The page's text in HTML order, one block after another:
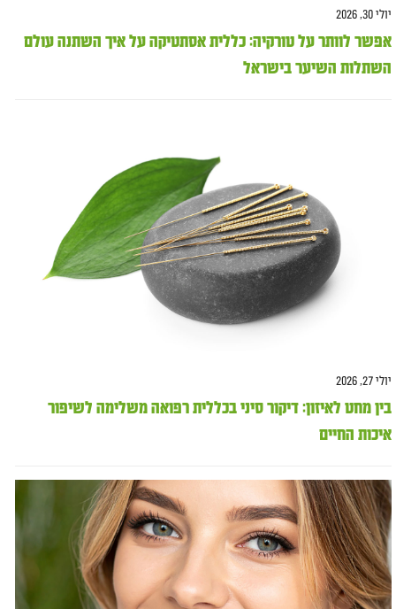
יולי 30, 2026
אפשר לוותר על טורקיה: כללית אסתטיקה על איך השתנה עולם
השתלות השיער בישראל
יולי 27, 2026
בין מחט לאיזון: דיקור סיני בכללית רפואה משלימה לשיפור
איכות החיים